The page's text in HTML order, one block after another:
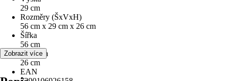
29 cm
Rozměry (ŠxVxH)
56 cm x 29 cm x 26 cm
Šířka
56 cm
Hloubka
26 cm
EAN
Zobrazit více